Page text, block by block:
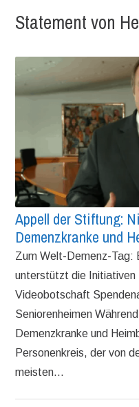
Statement von
Appell der Stiftung:
Demenzkranke und
Zum Welt-Demenz-Tag:
unterstützt die Initiativen
Videobotschaft
Seniorenheimen
Demenzkranke und
Personenkreis, der von
meisten...